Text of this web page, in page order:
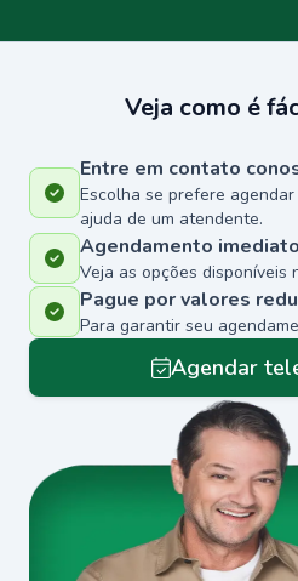
Veja como é
Entre em contato
Escolha se prefere
ajuda de um atendente.
Agendamento imediato
Veja as opções disponíveis
Pague por valores
Para garantir seu
Agendar